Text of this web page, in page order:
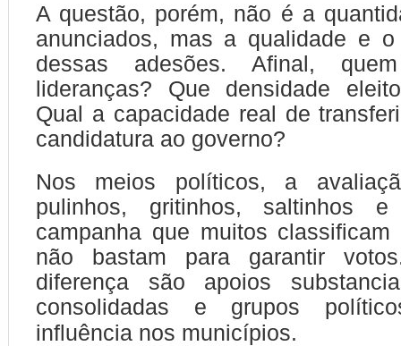
A questão, porém, não é a
anunciados, mas a qualidade e
dessas adesões. Afinal,
lideranças? Que densidade
Qual a capacidade real de
candidatura ao governo?
Nos meios políticos, a
pulinhos, gritinhos, saltinhos
campanha que muitos classificam
não bastam para garantir
diferença são apoios
consolidadas e grupos
influência nos municípios.